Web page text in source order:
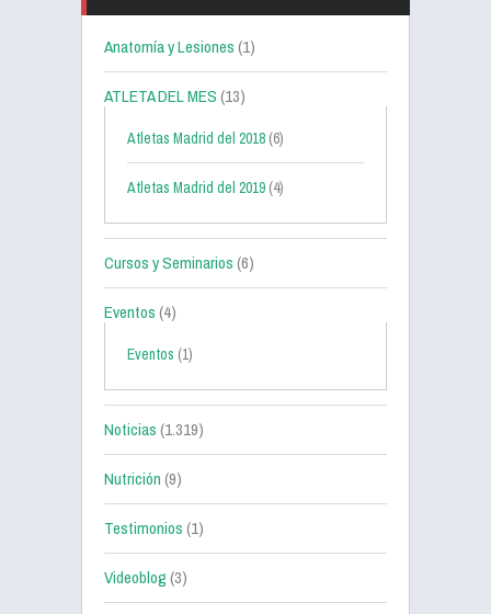
Anatomía y Lesiones(1)
ATLETA DEL MES(13)
Atletas Madrid del 2018 (6)
Atletas Madrid del 2019 (4)
Cursos y Seminarios(6)
Eventos(4)
Eventos (1)
Noticias(1.319)
Nutrición(9)
Testimonios(1)
Videoblog(3)